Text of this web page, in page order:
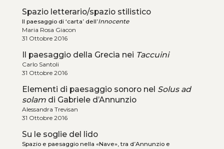
Spazio letterario/spazio stilistico
Il paesaggio di ‘carta’ dell’Innocente
Maria Rosa Giacon
31 Ottobre 2016
Il paesaggio della Grecia nei Taccuini
Carlo Santoli
31 Ottobre 2016
Elementi di paesaggio sonoro nel Solus ad
solamdi Gabriele d’Annunzio
Alessandra Trevisan
31 Ottobre 2016
Su le soglie del lido
Spazio e paesaggio nella «Nave», tra d’Annunzio e